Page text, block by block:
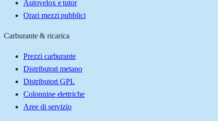
Autovelox e tutor
Orari mezzi pubblici
Carburante & ricarica
Prezzi carburante
Distributori metano
Distributori GPL
Colonnine elettriche
Aree di servizio